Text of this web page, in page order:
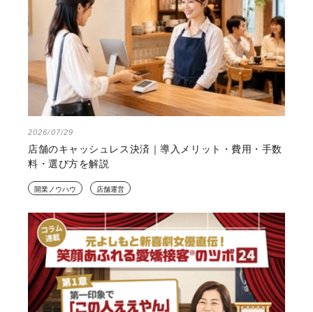
2026/07/29
店舗のキャッシュレス決済｜導入メリット・費用・手数
料・選び方を解説
開業ノウハウ 店舗運営